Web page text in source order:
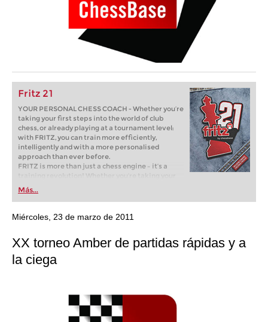
Fritz 21
YOUR PERSONAL CHESS COACH - Whether you’re
taking your first steps into the world of club
chess, or already playing at a tournament level:
with FRITZ, you can train more efficiently,
intelligently and with a more personalised
approach than ever before.
FRITZ is more than just a chess engine – it’s a
training revolution! Whether you’re taking your
first steps into the world of club chess, or already
playing at a tournament level: with FRITZ, you can
train more efficiently, intelligently and with a
more personalised approach than ever before.
Más...
Miércoles, 23 de marzo de 2011
XX torneo Amber de partidas rápidas y a
la ciega